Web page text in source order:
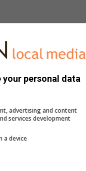
personal data
advertising and content
services development
a device